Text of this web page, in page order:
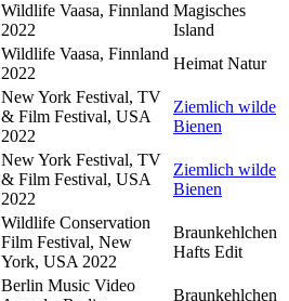
Wildlife Vaasa, Finnland
2022
Magisches
Island
Wildlife Vaasa, Finnland
2022
Heimat Natur
New York Festival, TV
& Film Festival, USA
2022
Ziemlich wilde
Bienen
New York Festival, TV
& Film Festival, USA
2022
Ziemlich wilde
Bienen
Wildlife Conservation
Film Festival, New
York, USA 2022
Braunkehlchen
Hafts Edit
Berlin Music Video
Braunkehlchen